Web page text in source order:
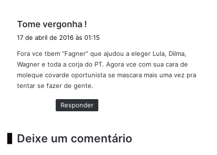
Tome vergonha !
s
e
:
17 de abril de 2016 às 01:15
Fora vce tbem “Fagner” que ajudou a eleger Lula, Dilma,
Wagner e toda a corja do PT. Agora vce com sua cara de
moleque covarde oportunista se mascara mais uma vez pra
tentar se fazer de gente.
Responder
Deixe um comentário